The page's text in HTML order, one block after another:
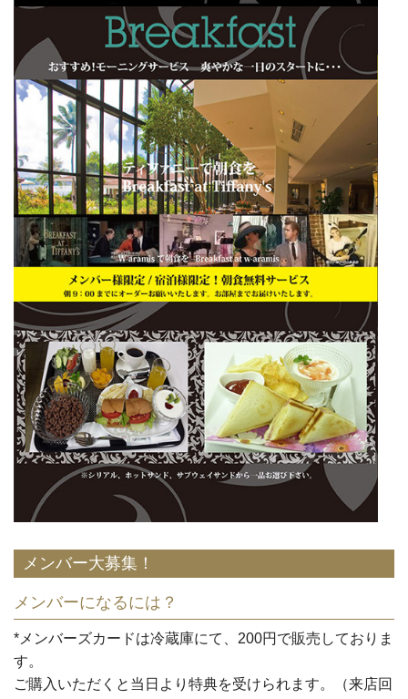
メンバー大募集！
メンバーになるには？
*メンバーズカードは冷蔵庫にて、200円で販売しておりま
す。
ご購入いただくと当日より特典を受けられます。（来店回